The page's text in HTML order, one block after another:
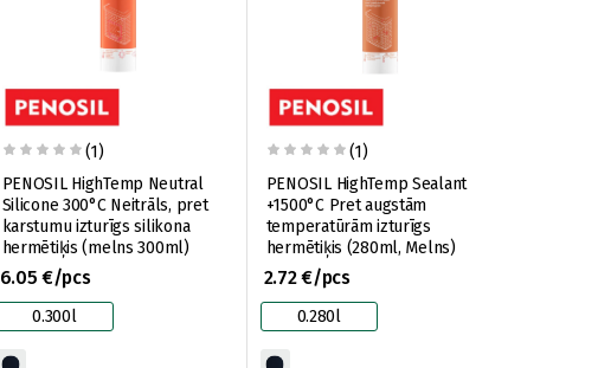
(1)
PENOSIL HighTemp Neutral
Silicone 300°C Neitrāls, pret
karstumu izturīgs silikona
hermētiķis (melns 300ml)
6.05 €/pcs
0.300l
(1)
PENOSIL HighTemp Sealant
+1500°C Pret augstām
temperatūrām izturīgs
hermētiķis (280ml, Melns)
2.72 €/pcs
0.280l